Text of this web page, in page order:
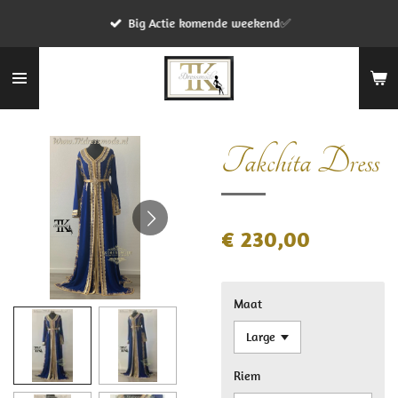
de
Big Actie komende weekend✅
Takchita Dress
€ 230,00
Maat
Riem